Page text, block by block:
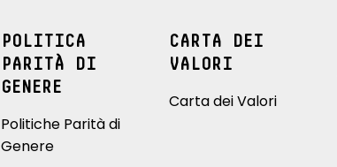
POLITICA
PARITÀ DI
GENERE
Politiche Parità di
Genere
CARTA DEI
VALORI
Carta dei Valori